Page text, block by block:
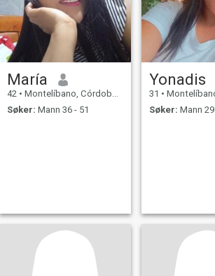
María
42 • Montelíbano, Córdoba, Colombia
Søker: Mann 36 - 51
Yonadis
31 • Montelíbano,
Søker: Mann